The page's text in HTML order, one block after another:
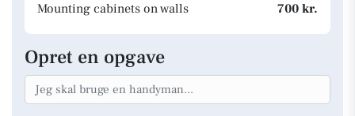
Mounting cabinets on walls
700 kr.
Opret en opgave